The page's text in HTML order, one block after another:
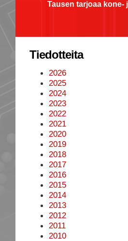
Tausen tarjoaa kone-
Tiedotteita
2026
2025
2024
2023
2022
2021
2020
2019
2018
2017
2016
2015
2014
2013
2012
2011
2010